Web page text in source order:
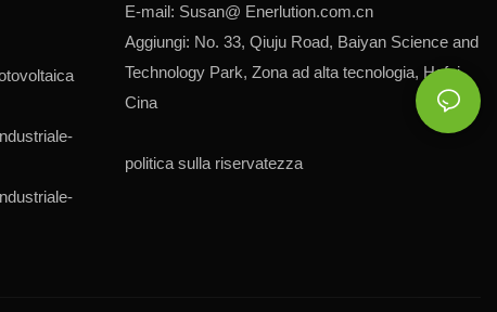
E-mail: Susan@ Enerlution.com.cn
Aggiungi: No. 33, Qiuju Road, Baiyan Science and
Technology Park, Zona ad alta tecnologia, Hefei,
Cina
politica sulla riservatezza